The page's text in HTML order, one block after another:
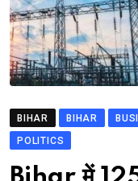
BIHAR BIHAR
POLITICS